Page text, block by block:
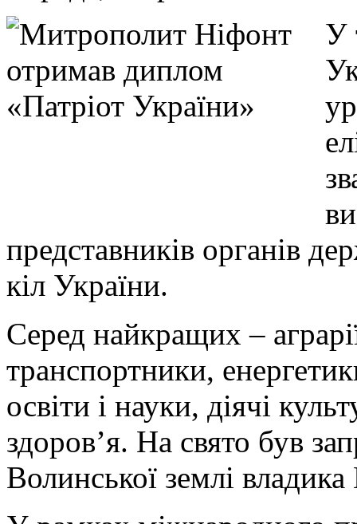
У
представників органів
кіл України.
Серед найкращих –
транспортники,
освіти і науки, діячі
здоров’я. На свято був
Волинської землі